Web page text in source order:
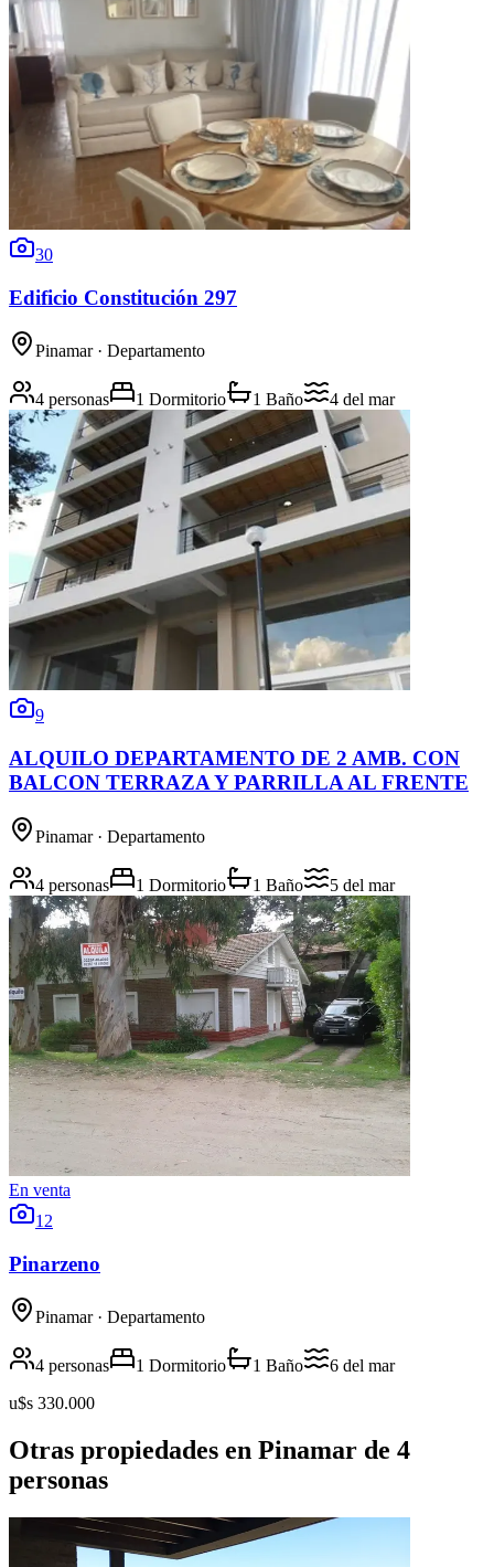
30
Edificio Constitución 297
Pinamar· Departamento
4 personas 1 Dormitorio 1 Baño 4 del mar
9
ALQUILO DEPARTAMENTO DE 2 AMB. CON
BALCON TERRAZA Y PARRILLA AL FRENTE
Pinamar· Departamento
4 personas 1 Dormitorio 1 Baño 5 del mar
En venta
12
Pinarzeno
Pinamar· Departamento
4 personas 1 Dormitorio 1 Baño 6 del mar
u$s 330.000
Otras propiedades en Pinamar de 4
personas